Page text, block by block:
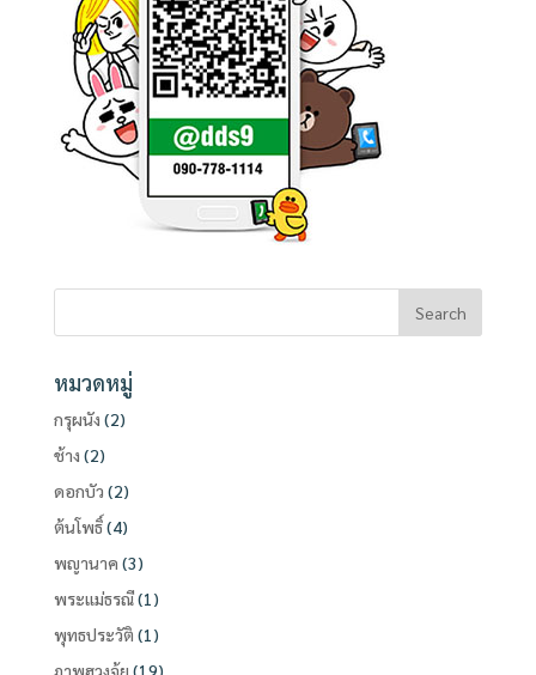
หมวดหมู่
กรุผนัง (2)
ช้าง (2)
ดอกบัว (2)
ต้นโพธิ์(4)
พญานาค (3)
พระแม่ธรณี(1)
พุทธประวัติ (1)
ภาพฮวงจุ้ย (19)